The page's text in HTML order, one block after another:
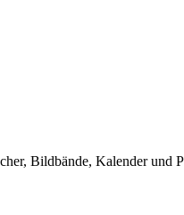
Bildbände, Kalender und